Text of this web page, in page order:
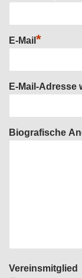
E-Mail *
E-Mail-Adresse
Biografische
Vereinsmitglied